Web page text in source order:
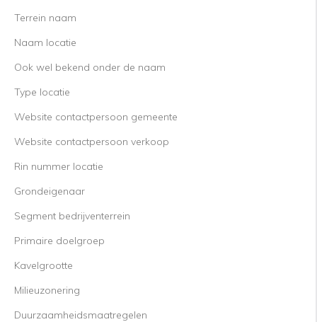
Terrein naam
Naam locatie
Ook wel bekend onder de naam
Type locatie
Website contactpersoon gemeente
Website contactpersoon verkoop
Rin nummer locatie
Grondeigenaar
Segment bedrijventerrein
Primaire doelgroep
Kavelgrootte
Milieuzonering
Duurzaamheidsmaatregelen